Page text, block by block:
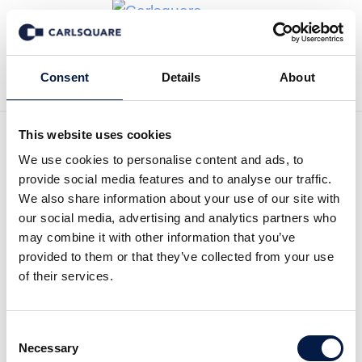
Consent Details About
This website uses cookies
We use cookies to personalise content and ads, to
provide social media features and to analyse our traffic.
We also share information about your use of our site with
our social media, advertising and analytics partners who
may combine it with other information that you’ve
provided to them or that they’ve collected from your use
of their services.
Selection
Necessary
Tillbaka till Nyheter
Mrkt BUZZ GHP: Tungt
bakslag men caset kvarstår
Analysmaterial 13 sep 2021
Läs hela kommentaren här: